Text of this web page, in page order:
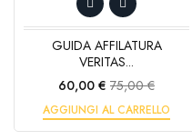
GUIDA AFFILATURA
VERITAS...
Prezzo
60,00 € Prezzo
base
75,00 €
AGGIUNGI AL CARRELLO